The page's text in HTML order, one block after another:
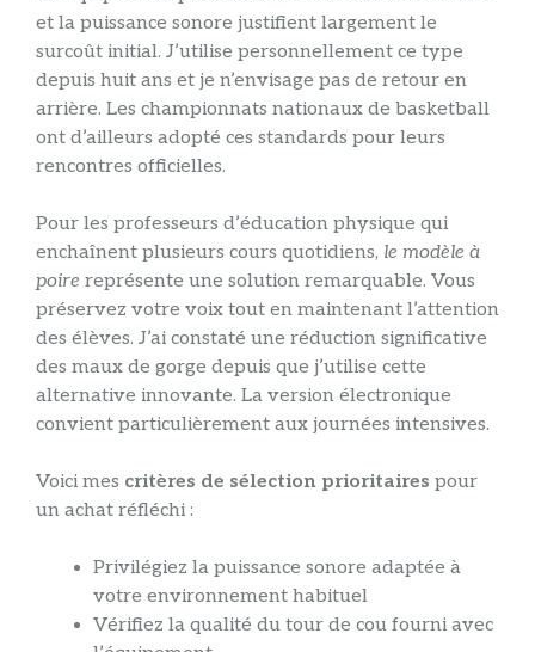
et la puissance sonore justifient largement le
surcoût initial. J’utilise personnellement ce type
depuis huit ans et je n’envisage pas de retour en
arrière. Les championnats nationaux de basketball
ont d’ailleurs adopté ces standards pour leurs
rencontres officielles.
Pour les professeurs d’éducation physique qui
enchaînent plusieurs cours quotidiens, le modèle à
poire représente une solution remarquable. Vous
préservez votre voix tout en maintenant l’attention
des élèves. J’ai constaté une réduction significative
des maux de gorge depuis que j’utilise cette
alternative innovante. La version électronique
convient particulièrement aux journées intensives.
Voici mes critères de sélection prioritaires pour
un achat réfléchi :
Privilégiez la puissance sonore adaptée à
votre environnement habituel
Vérifiez la qualité du tour de cou fourni avec